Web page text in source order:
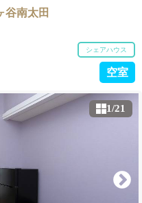
谷南太田
シェアハウス
空室
1/21